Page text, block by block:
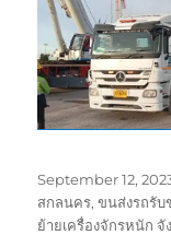
Posted
on
September 12,
สกลนคร,ขนส่งรถรับ
ย้ายเครื่องจักรหนัก จั